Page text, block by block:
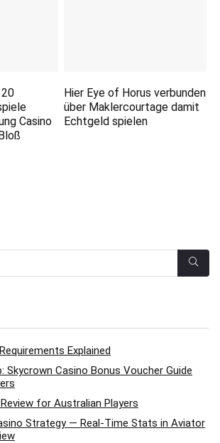
Casino
Hier Eye of Horus verbunden
über Maklercourtage damit
Echtgeld spielen
Explained
Skycrown Casino Bonus Voucher Guide
for Australian Players
Strategy — Real-Time Stats in Aviator